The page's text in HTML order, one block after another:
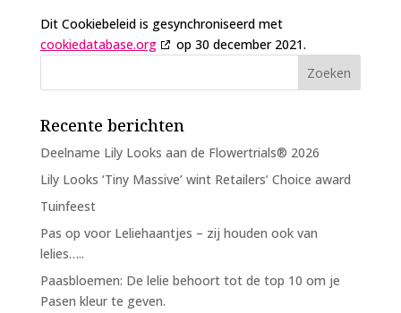
Dit Cookiebeleid is gesynchroniseerd met
cookiedatabase.org
op 30 december 2021.
Recente berichten
Deelname Lily Looks aan de Flowertrials® 2026
Lily Looks ‘Tiny Massive’ wint Retailers’ Choice award
Tuinfeest
Pas op voor Leliehaantjes – zij houden ook van
lelies…..
Paasbloemen: De lelie behoort tot de top 10 om je
Pasen kleur te geven.